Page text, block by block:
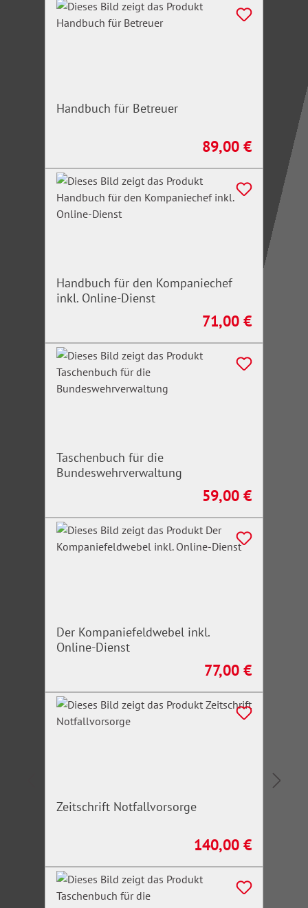
Handbuch für Betreuer
Regulärer Preis:
89,00 €
Handbuch für den Kompaniechef
inkl. Online-Dienst
Regulärer Preis:
71,00 €
Taschenbuch für die
Bundeswehrverwaltung
Regulärer Preis:
59,00 €
Der Kompaniefeldwebel inkl.
Online-Dienst
Regulärer Preis:
77,00 €
Zeitschrift Notfallvorsorge
Regulärer Preis:
140,00 €